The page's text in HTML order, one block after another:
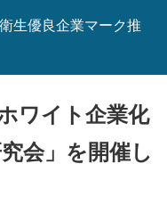
生優良企業マーク推
ワイト企業化
会」を開催し